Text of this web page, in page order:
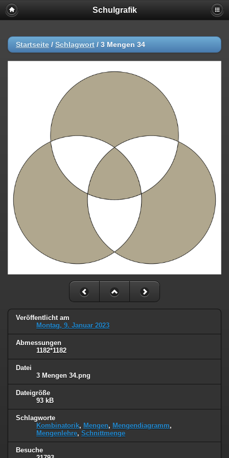
Schulgrafik
Startseite / Schlagwort / 3 Mengen 34
Veröffentlicht am
Montag, 9. Januar 2023
Abmessungen
1182*1182
Datei
3 Mengen 34.png
Dateigröße
93 kB
Schlagworte
Kombinatorik, Mengen, Mengendiagramm,
Mengenlehre, Schnittmenge
Besuche